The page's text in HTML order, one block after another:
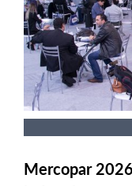
Mercopar